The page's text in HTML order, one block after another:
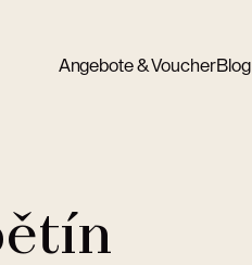
Angebote & VoucherBlog